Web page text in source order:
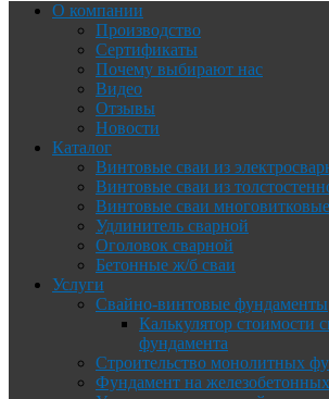
О компании
Производство
Сертификаты
Почему выбирают нас
Видео
Отзывы
Новости
Каталог
Винтовые сваи из
Винтовые сваи из
Винтовые сваи
Удлинитель сварной
Оголовок сварной
Бетонные ж/б сваи
Услуги
Свайно-винтовые фундаменты
Калькулятор стоимости
фундамента
Строительство монолитных
Фундамент на железобетонных